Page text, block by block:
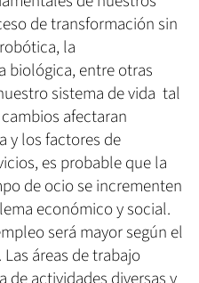
de transformación sin
la
biológica, entre otras
sistema de vida tal
afectaran
y los factores de
es probable que la
de ocio se incrementen
económico y social.
será mayor según el
áreas de trabajo